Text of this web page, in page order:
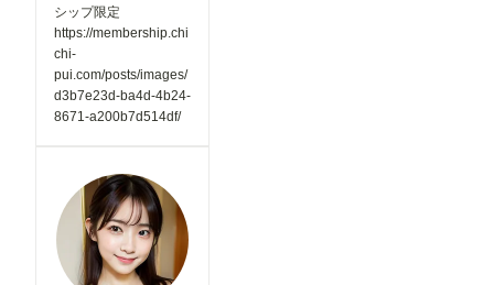
シップ限定
https://membership.chi
chi-
pui.com/posts/images/
d3b7e23d-ba4d-4b24-
8671-a200b7d514df/